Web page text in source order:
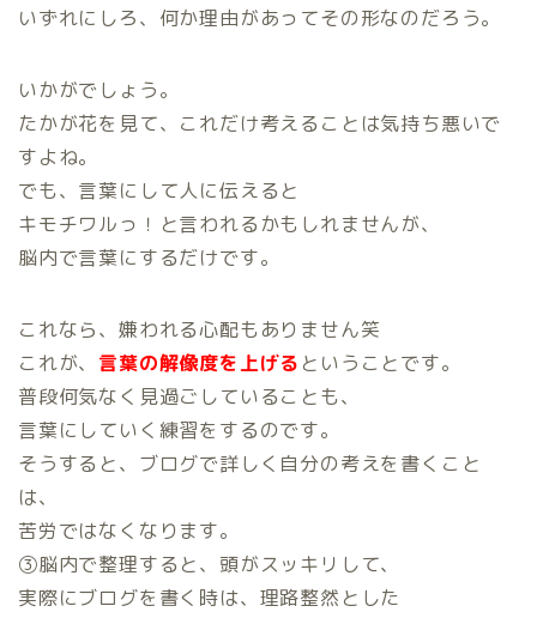
いずれにしろ、何か理由があってその形なのだろう。
いかがでしょう。
たかが花を見て、これだけ考えることは気持ち悪いで
すよね。
でも、言葉にして人に伝えると
キモチワルっ！と言われるかもしれませんが、
脳内で言葉にするだけです。
これなら、嫌われる心配もありません笑
これが、 言葉の解像度を上げる ということです。
普段何気なく見過ごしていることも、
言葉にしていく練習をするのです。
そうすると、ブログで詳しく自分の考えを書くこと
は、
苦労ではなくなります。
③脳内で整理すると、頭がスッキリして、
実際にブログを書く時は、理路整然とした